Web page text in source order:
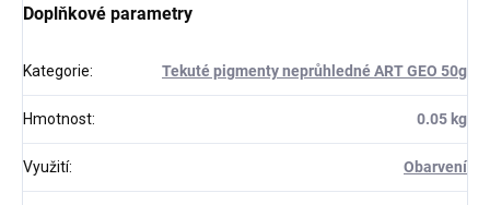
Doplňkové parametry
Kategorie: Tekuté pigmenty neprůhledné ART GEO 50g
Hmotnost: 0.05 kg
Využití: Obarvení